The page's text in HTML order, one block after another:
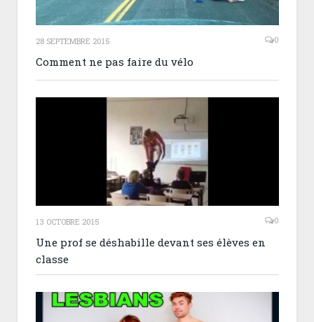
28 SEPTEMBRE 2015 0
Comment ne pas faire du vélo
13 OCTOBRE 2015 0
Une prof se déshabille devant ses élèves en
classe